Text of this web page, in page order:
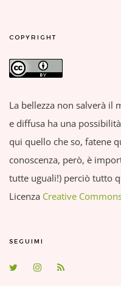
COPYRIGHT
La bellezza non salverà il
e diffusa ha una
qui quello che so, fatene
conoscenza, però, è
tutte uguali!) perciò tutto
Licenza Creative
SEGUIMI